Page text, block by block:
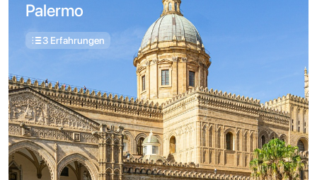
Palermo
3 Erfahrungen